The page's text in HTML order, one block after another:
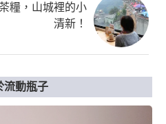
糧，山城裡的小
清新！
流動瓶子